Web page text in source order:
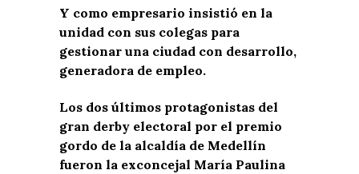
Y como empresario insistió en la
unidad con sus colegas para
gestionar una ciudad con desarrollo,
generadora de empleo.
Los dos últimos protagonistas del
gran derby electoral por el premio
gordo de la alcaldía de Medellín
fueron la exconcejal María Paulina